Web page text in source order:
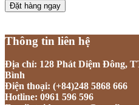
Đặt hàng ngay
Thông tin liên hệ
Địa chỉ: 128 Phát Diệm Đông,
Bình
Điện thoại: (+84)248 5868 666
Hotline: 0961 596 596